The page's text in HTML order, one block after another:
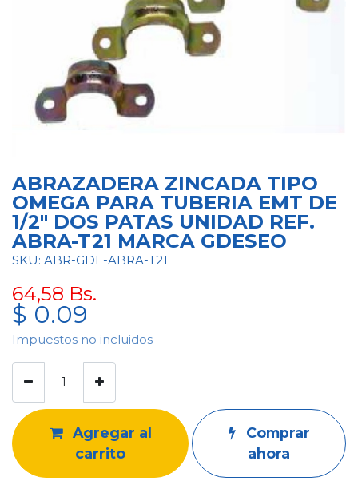
ABRAZADERA ZINCADA TIPO
OMEGA PARA TUBERIA EMT DE
1/2" DOS PATAS UNIDAD REF.
ABRA-T21 MARCA GDESEO
SKU: ABR-GDE-ABRA-T21
64,58 Bs.
$ 0.09
Impuestos no incluidos
Agregar al
carrito
Comprar
ahora